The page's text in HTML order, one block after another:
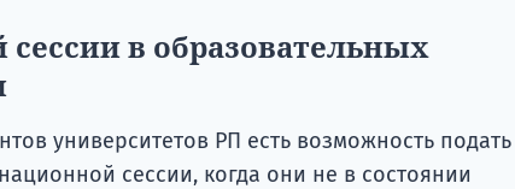
в образовательных
университетов РП есть возможность подать
сессии, когда они не в состоянии